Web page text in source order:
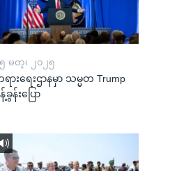
မတ္၊ ၂၀၂၅
ားရေးဌာနမှာ သမ္မတ Trump
ခွန်းပြော